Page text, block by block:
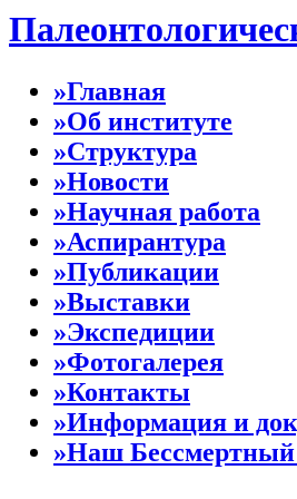
»Главная
»Об институте
»Структура
»Новости
»Научная работа
»Аспирантура
»Публикации
»Выставки
»Экспедиции
»Фотогалерея
»Контакты
»Информация и
»Наш